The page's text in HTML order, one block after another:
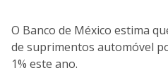
O Banco de México estima
de suprimentos automóvel
1% este ano.